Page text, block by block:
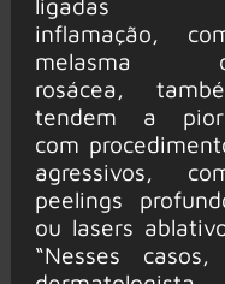
inflamação,
melasma
rosácea,
tendem a
com
agressivos,
peelings
ou lasers
“Nesses